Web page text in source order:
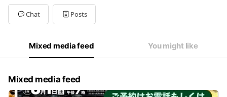
Chat Posts
Mixed media feed You might like
Mixed media feed